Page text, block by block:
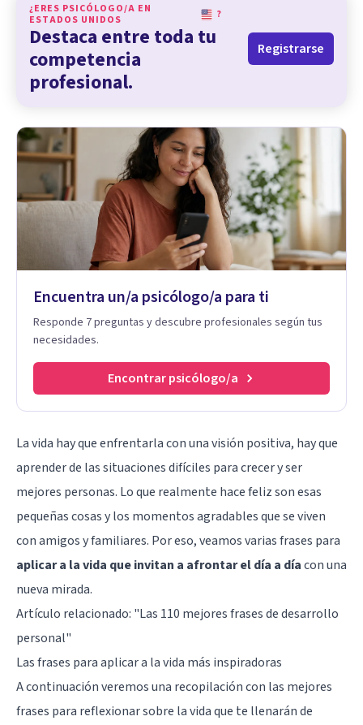
¿ERES PSICÓLOGO/A EN
ESTADOS UNIDOS
?
Destaca entre toda tu
competencia
profesional.
Registrarse
Encuentra un/a psicólogo/a para ti
Responde 7 preguntas y descubre profesionales según tus
necesidades.
Encontrar psicólogo/a
La vida hay que enfrentarla con una visión positiva, hay que
aprender de las situaciones difíciles para crecer y ser
mejores personas. Lo que realmente hace feliz son esas
pequeñas cosas y los momentos agradables que se viven
con amigos y familiares. Por eso, veamos varias frases para
aplicar a la vida que invitan a afrontar el día a díacon una
nueva mirada.
Artículo relacionado: "Las 110 mejores frases de desarrollo
personal"
Las frases para aplicar a la vida más inspiradoras
A continuación veremos una recopilación con las mejores
frases para reflexionar sobre la vida que te llenarán de